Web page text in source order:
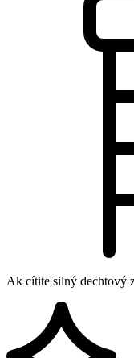
Ak cítite silný dechtový